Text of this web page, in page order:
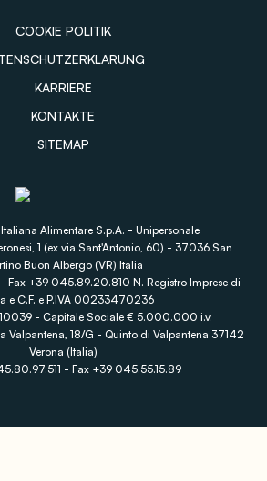
COOKIE POLITIK
KARRIERE
KONTAKTE
SITEMAP
Alimentare S.p.A. - Unipersonale
1 (ex via Sant'Antonio, 60) - 37036 San
Buon Albergo (VR) Italia
Fax +39 045.89.20.810 N. Registro Imprese di
e C.F. e P.IVA 00233470236
- Capitale Sociale € 5.000.000 i.v.
Valpantena, 18/G - Quinto di Valpantena 37142
Verona (Italia)
- Fax +39 045.55.15.89